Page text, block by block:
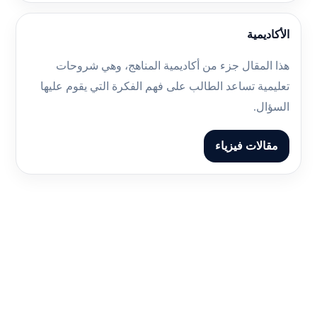
الأكاديمية
هذا المقال جزء من أكاديمية المناهج، وهي شروحات
تعليمية تساعد الطالب على فهم الفكرة التي يقوم عليها
السؤال.
مقالات فيزياء